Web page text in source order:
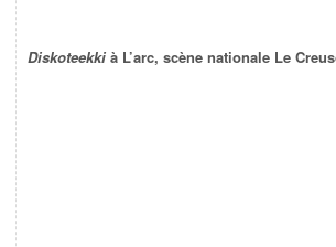
Diskoteekki à L’arc, scène nationale Le